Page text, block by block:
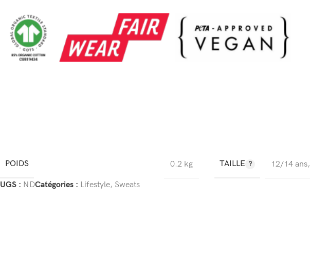
POIDS 0.2 kg TAILLE 12/14 ans,
UGS : NDCatégories : Lifestyle, Sweats